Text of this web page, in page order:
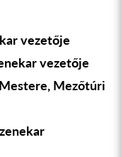
vezetője
vezetője
Mezőtúri